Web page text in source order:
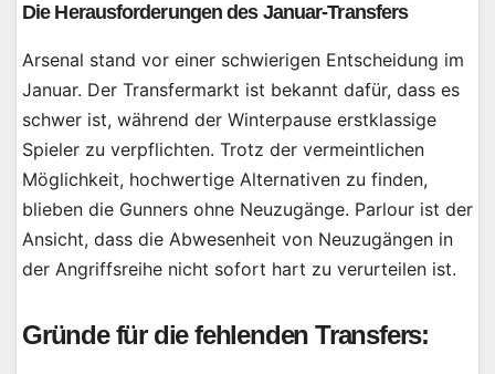
Die Herausforderungen des Januar-Transfers
Arsenal stand vor einer schwierigen Entscheidung im
Januar. Der Transfermarkt ist bekannt dafür, dass es
schwer ist, während der Winterpause erstklassige
Spieler zu verpflichten. Trotz der vermeintlichen
Möglichkeit, hochwertige Alternativen zu finden,
blieben die Gunners ohne Neuzugänge. Parlour ist der
Ansicht, dass die Abwesenheit von Neuzugängen in
der Angriffsreihe nicht sofort hart zu verurteilen ist.
Gründe für die fehlenden Transfers: